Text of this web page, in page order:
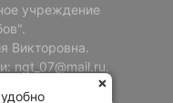
учреждение
Викторовна.
ngt_07@mail.ru.